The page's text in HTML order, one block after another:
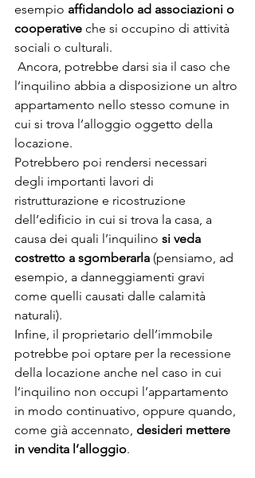
esempio affidandolo ad associazioni o
cooperative che si occupino di attività
sociali o culturali.
l’inquilino abbia a disposizione un altro
appartamento nello stesso comune in
cui si trova l’alloggio oggetto della
locazione.
Potrebbero poi rendersi necessari
degli importanti lavori di
ristrutturazione e ricostruzione
dell’edificio in cui si trova la casa, a
causa dei quali l’inquilino si veda
costretto a sgomberarla (pensiamo, ad
esempio, a danneggiamenti gravi
come quelli causati dalle calamità
naturali).
Infine, il proprietario dell’immobile
potrebbe poi optare per la recessione
della locazione anche nel caso in cui
l’inquilino non occupi l’appartamento
in modo continuativo, oppure quando,
come già accennato, desideri mettere
in vendita l’alloggio.